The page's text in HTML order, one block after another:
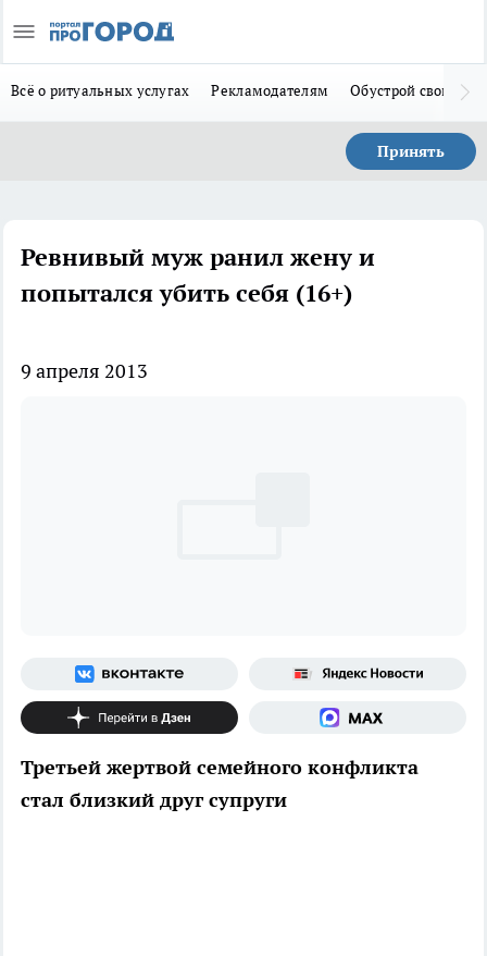
Всё о ритуальных услугах Рекламодателям Обустрой свой дом
Принять
Ревнивый муж ранил жену и
попытался убить себя (16+)
9 апреля 2013
Третьей жертвой семейного конфликта
стал близкий друг супруги